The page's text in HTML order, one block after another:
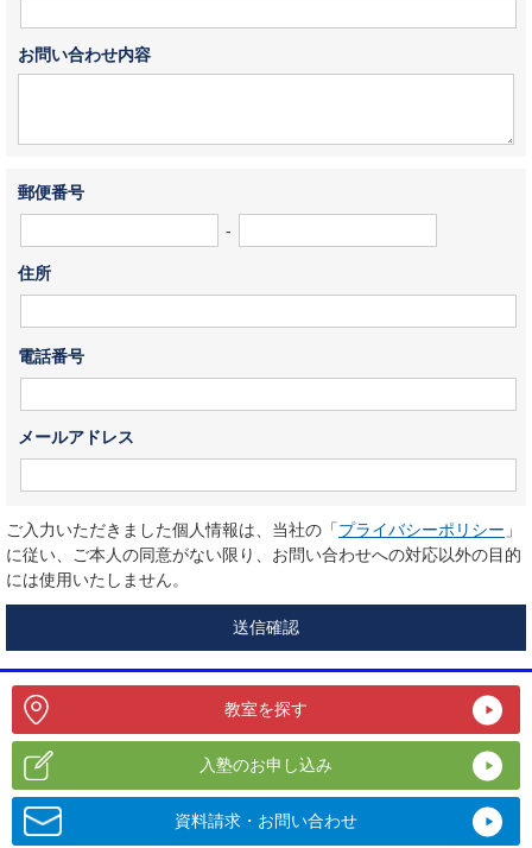
お問い合わせ内容
郵便番号
-
住所
電話番号
メールアドレス
ご入力いただきました個人情報は、当社の「プライバシーポリシー 」
に従い、ご本人の同意がない限り、お問い合わせへの対応以外の目的
には使用いたしません。
教室を探す
入塾のお申し込み
資料請求・お問い合わせ